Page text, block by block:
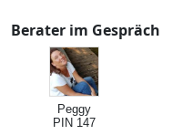
Berater im Gespräch
Peggy
PIN 147